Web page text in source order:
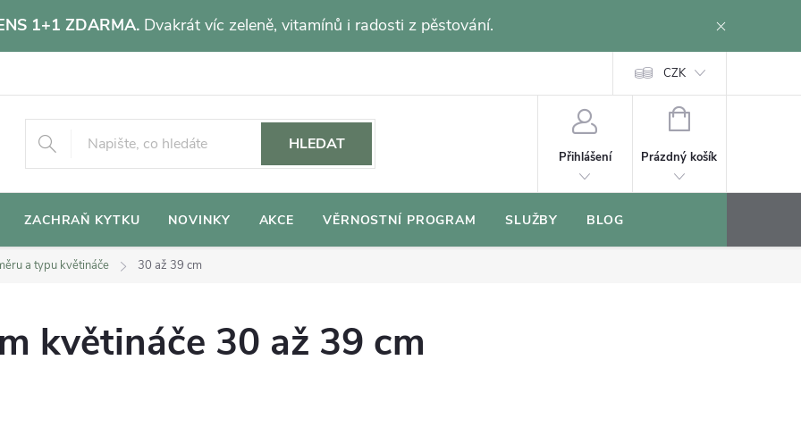
1+1 ZDARMA. Dvakrát víc zeleně, vitamínů i radosti z pěstování.
CZK
HLEDAT
Přihlášení
NÁKUPNÍ
Prázdný košík
ZACHRAŇ KYTKU NOVINKY AKCE VĚRNOSTNÍ PROGRAM SLUŽBY BLOG
a typu květináče 30 až 39 cm
květináče 30 až 39 cm